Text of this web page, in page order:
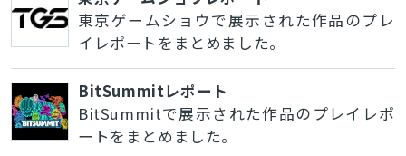
東京ゲームショウで展示された作品のプレ
イレポートをまとめました。
BitSummitレポート
BitSummitで展示された作品のプレイレポ
ートをまとめました。